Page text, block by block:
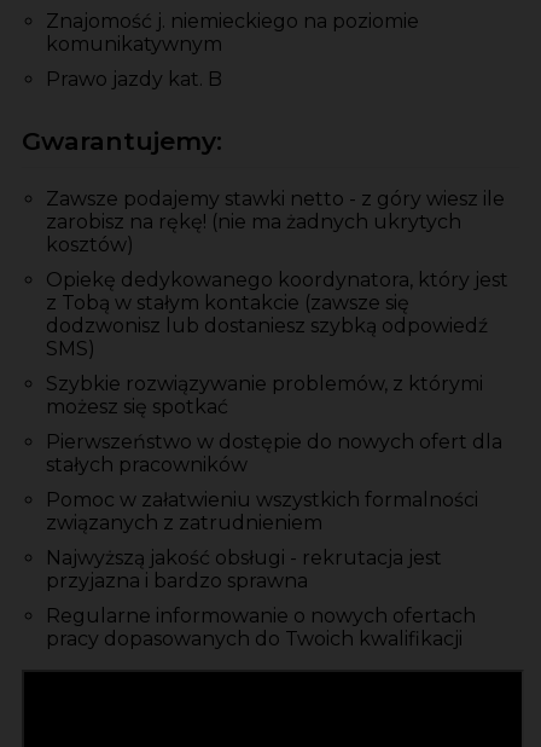
Znajomość j. niemieckiego na poziomie
komunikatywnym
Prawo jazdy kat. B
Gwarantujemy:
Zawsze podajemy stawki netto - z góry wiesz ile
zarobisz na rękę! (nie ma żadnych ukrytych
kosztów)
Opiekę dedykowanego koordynatora, który jest
z Tobą w stałym kontakcie (zawsze się
dodzwonisz lub dostaniesz szybką odpowiedź
SMS)
Szybkie rozwiązywanie problemów, z którymi
możesz się spotkać
Pierwszeństwo w dostępie do nowych ofert dla
stałych pracowników
Pomoc w załatwieniu wszystkich formalności
związanych z zatrudnieniem
Najwyższą jakość obsługi - rekrutacja jest
przyjazna i bardzo sprawna
Regularne informowanie o nowych ofertach
pracy dopasowanych do Twoich kwalifikacji